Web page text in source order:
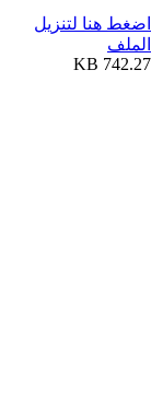
اضغط هنا لتنزيل
الملف
742.27 KB